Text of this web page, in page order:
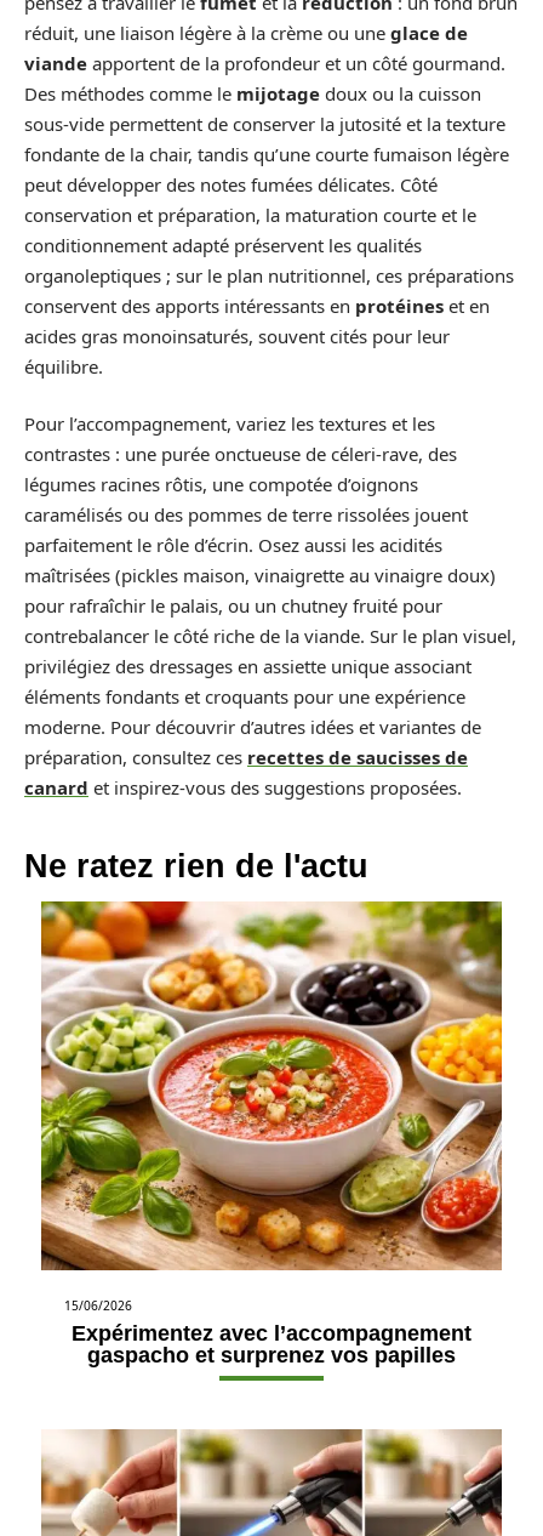
réduit, une liaison légère à la crème ou une glace de
viande apportent de la profondeur et un côté gourmand.
Des méthodes comme le mijotage doux ou la cuisson
sous-vide permettent de conserver la jutosité et la texture
fondante de la chair, tandis qu’une courte fumaison légère
peut développer des notes fumées délicates. Côté
conservation et préparation, la maturation courte et le
conditionnement adapté préservent les qualités
organoleptiques ; sur le plan nutritionnel, ces préparations
conservent des apports intéressants en protéines et en
acides gras monoinsaturés, souvent cités pour leur
équilibre.
Pour l’accompagnement, variez les textures et les
contrastes : une purée onctueuse de céleri-rave, des
légumes racines rôtis, une compotée d’oignons
caramélisés ou des pommes de terre rissolées jouent
parfaitement le rôle d’écrin. Osez aussi les acidités
maîtrisées (pickles maison, vinaigrette au vinaigre doux)
pour rafraîchir le palais, ou un chutney fruité pour
contrebalancer le côté riche de la viande. Sur le plan visuel,
privilégiez des dressages en assiette unique associant
éléments fondants et croquants pour une expérience
moderne. Pour découvrir d’autres idées et variantes de
préparation, consultez ces recettes de saucisses de
canard et inspirez‑vous des suggestions proposées.
Ne ratez rien de l'actu
15/06/2026
Expérimentez avec l’accompagnement
gaspacho et surprenez vos papilles